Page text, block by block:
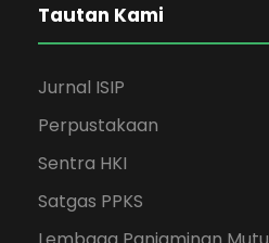
Tautan Kami
Jurnal ISIP
Perpustakaan
Sentra HKI
Satgas PPKS